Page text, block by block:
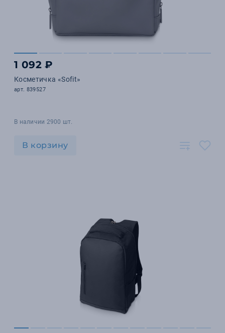
1 092 ₽
Косметичка «Sofit»
арт. 839527
В наличии 2900 шт.
В корзину